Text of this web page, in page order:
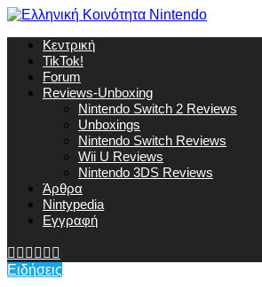
Κεντρική
TikTok!
Forum
Reviews-Unboxing
Nintendo Switch 2 Reviews
Unboxings
Nintendo Switch Reviews
Wii U Reviews
Nintendo 3DS Reviews
Άρθρα
Nintypedia
Εγγραφή
Ειδήσεις